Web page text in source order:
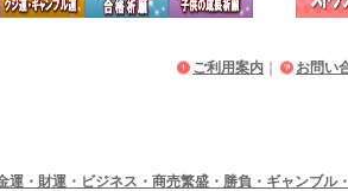
ご利用案内 お問い
運・財運・ビジネス・商売繁盛・勝負・ギャンブル